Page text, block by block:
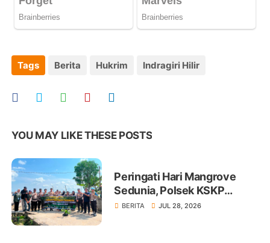
Tags Berita Hukrim Indragiri Hilir
YOU MAY LIKE THESE POSTS
Peringati Hari Mangrove
Sedunia, Polsek KSKP
Tembilahan Tanam 100 Bibit
BERITA JUL 28, 2026